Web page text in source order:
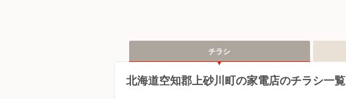
チラシ
北海道空知郡上砂川町の家電店のチラシ一覧